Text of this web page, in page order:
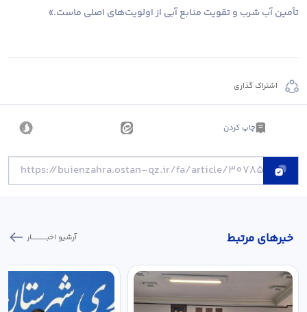
تأمین آب شرب و تقویت منابع آبی از اولویت‌های اصلی ماست.»
اشتراک گذاری
چاپ کردن
خبر‌های مرتبط آرشیو اخبـــــــــــار